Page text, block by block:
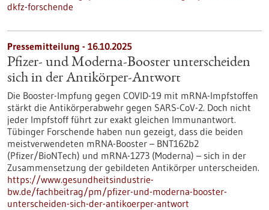
dkfz-forschende
Pressemitteilung - 16.10.2025
Pfizer- und Moderna-Booster unterscheiden
sich in der Antikörper-Antwort
Die Booster-Impfung gegen COVID-19 mit mRNA-Impfstoffen
stärkt die Antikörperabwehr gegen SARS-CoV-2. Doch nicht
jeder Impfstoff führt zur exakt gleichen Immunantwort.
Tübinger Forschende haben nun gezeigt, dass die beiden
meistverwendeten mRNA-Booster – BNT162b2
(Pfizer/BioNTech) und mRNA-1273 (Moderna) – sich in der
Zusammensetzung der gebildeten Antikörper unterscheiden.
https://www.gesundheitsindustrie-
bw.de/fachbeitrag/pm/pfizer-und-moderna-booster-
unterscheiden-sich-der-antikoerper-antwort